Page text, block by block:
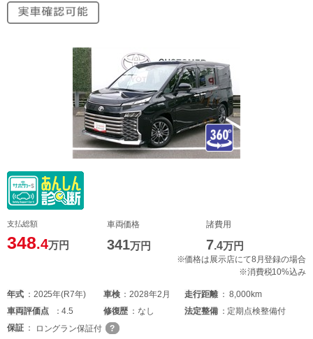
支払総額
348.4万円
車両価格
341万円
諸費用
7.4万円
※価格は展示店にて8月登録の場合
※消費税10%込み
年式 2025年(R7年) 車検 2028年2月 走行距離
8,000km
車両評価点 4.5 修復歴 なし 法定整備
定期点検整備付
保証
ロングラン保証付